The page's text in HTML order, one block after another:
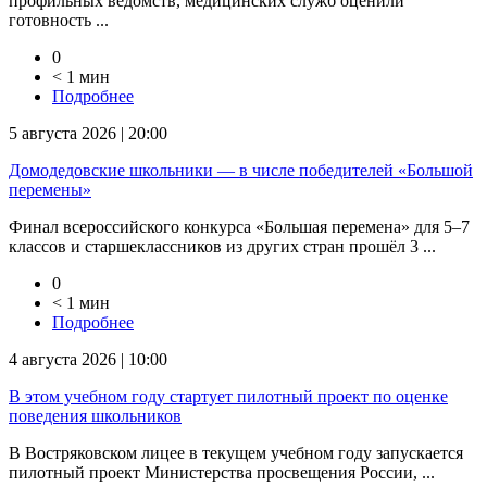
готовность ...
0
< 1 мин
Подробнее
5 августа 2026 | 20:00
Домодедовские школьники — в числе победителей «Большой
перемены»
Финал всероссийского конкурса «Большая перемена» для 5–7
классов и старшеклассников из других стран прошёл 3 ...
0
< 1 мин
Подробнее
4 августа 2026 | 10:00
В этом учебном году стартует пилотный проект по оценке
поведения школьников
В Востряковском лицее в текущем учебном году запускается
пилотный проект Министерства просвещения России, ...